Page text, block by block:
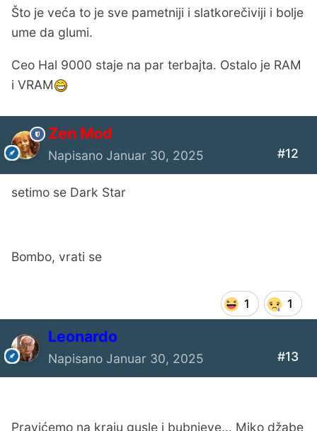
Što je veća to je sve pametniji i slatkorečiviji i bolje
ume da glumi.
Ceo Hal 9000 staje na par terbajta. Ostalo je RAM
i VRAM
Zen Mod
Napisano Januar 30, 2025 #12
setimo se Dark Star
Bombo, vrati se
1 1
Leonardo
Napisano Januar 30, 2025 #13
Pravićemo na kraju gusle i bubnjeve... Miko džabe